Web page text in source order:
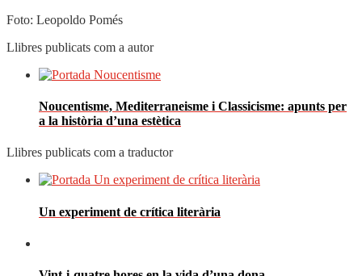
Foto: Leopoldo Pomés
Llibres publicats com a autor
Noucentisme, Mediterraneisme i Classicisme: apunts per
a la història d’una estètica
Llibres publicats com a traductor
Un experiment de crítica literària